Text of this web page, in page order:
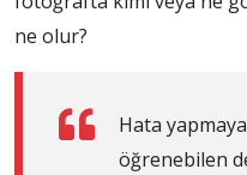
ne olur?
Hata
öğrenebilen